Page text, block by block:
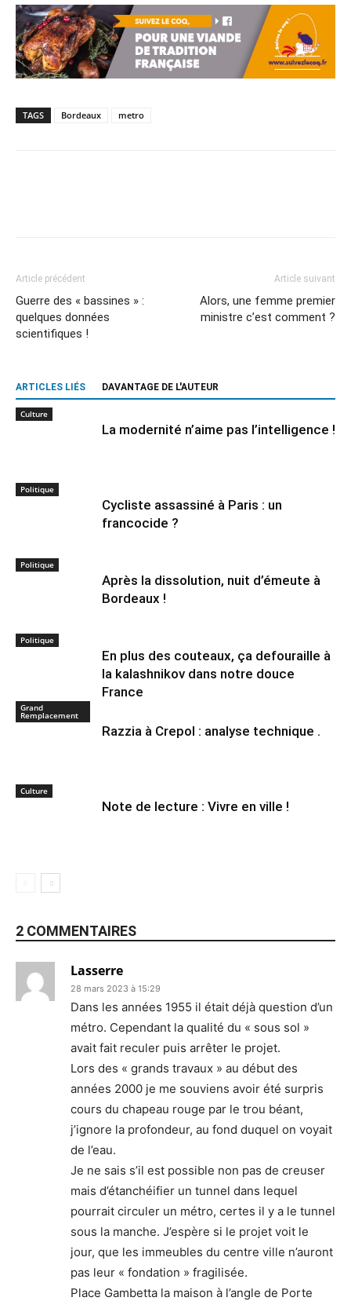
TAGS Bordeaux metro
Article précédent
Guerre des « bassines » :
quelques données
scientifiques !
Article suivant
Alors, une femme premier
ministre c’est comment ?
ARTICLES LIÉS DAVANTAGE DE L'AUTEUR
Culture
La modernité n’aime pas l’intelligence !
Politique
Cycliste assassiné à Paris : un
francocide ?
Politique
Après la dissolution, nuit d’émeute à
Bordeaux !
Politique
En plus des couteaux, ça defouraille à
la kalashnikov dans notre douce
France
Grand
Remplacement
Razzia à Crepol : analyse technique .
Culture
Note de lecture : Vivre en ville !
2 COMMENTAIRES
Lasserre
28 mars 2023 à 15:29
Dans les années 1955 il était déjà question d’un
métro. Cependant la qualité du « sous sol »
avait fait reculer puis arrêter le projet.
Lors des « grands travaux » au début des
années 2000 je me souviens avoir été surpris
cours du chapeau rouge par le trou béant,
j’ignore la profondeur, au fond duquel on voyait
de l’eau.
Je ne sais s’il est possible non pas de creuser
mais d’étanchéifier un tunnel dans lequel
pourrait circuler un métro, certes il y a le tunnel
sous la manche. J’espère si le projet voit le
jour, que les immeubles du centre ville n’auront
pas leur « fondation » fragilisée.
Place Gambetta la maison à l’angle de Porte